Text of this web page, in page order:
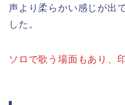
声より柔らかい感じが出
した。
ソロで歌う場面もあり、